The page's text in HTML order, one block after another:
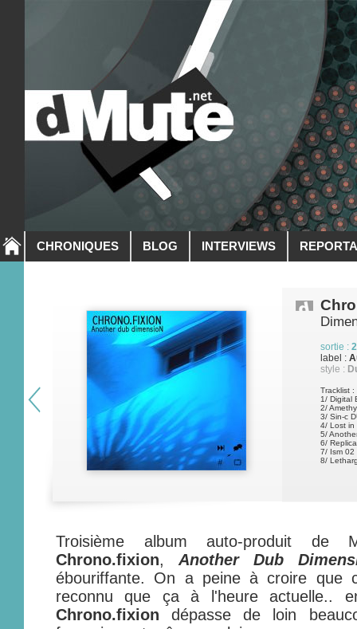
CHRONIQUES BLOG INTERVIEWS
sortie :
label :
style :
Tracklist :
1/ Digital
2/
3/ Sin-c
4/ Lost in
5/
6/
7/ Ism 02
8/
Troisième album auto-produit de
Chrono.fixion, Another Dub
ébouriffante. On a peine à croire que
reconnu que ça à l'heure actuelle..
Chrono.fixion dépasse de loin